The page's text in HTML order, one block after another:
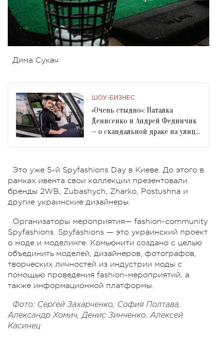
Дима Сукач
ШОУ-БИЗНЕС
«Очень стыдно»: Наталка
Денисенко и Андрей Фединчик
— о скандальной драке на улице
Это уже 5-й Spyfashions Day в Киеве. До этого в
рамках ивента свои коллекции презентовали
бренды 2WB, Zubashych, Zharko, Postushna и
другие украинские дизайнеры.
Организаторы мероприятия— fashion-community
Spyfashions. Spyfashions — это украинский проект
о моде и моделинге. Комьюнити создано с целью
объединить моделей, дизайнеров, фотографов,
творческих личностей из индустрии моды с
помощью проведения fashion-мероприятий, а
также информационной платформы.
Фото: Сергей Захарченко, София Полтава,
Александр Хомич, Денис Зинченко, Алексей
Касинец